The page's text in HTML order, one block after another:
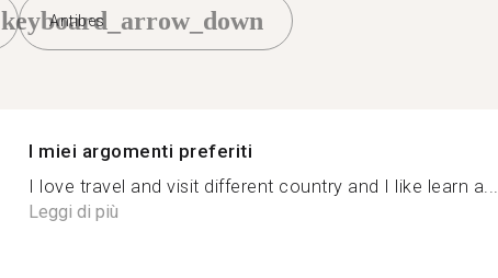
Antibes
keyboard_arrow_down
I miei argomenti preferiti
I love travel and visit different country and I like learn a...
Leggi di più